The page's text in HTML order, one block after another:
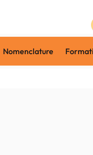
Nomenclature